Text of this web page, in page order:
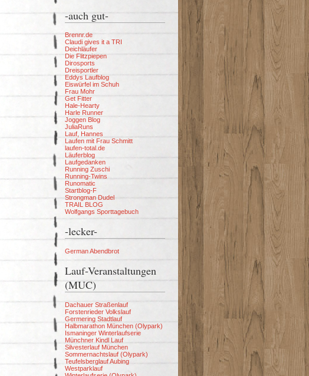
-auch gut-
Brennr.de
Claudi gives it a TRI
Deichläufer
Die Flitzpiepen
Dirosports
Dreisportler
Eddys Laufblog
Eiswürfel im Schuh
Frau Mohr
Get Fitter
Hale-Hearty
Harle Runner
Joggen Blog
JuliaRuns
Lauf, Hannes
Laufen mit Frau Schmitt
laufen-total.de
Läuferblog
Laufgedanken
Running Zuschi
Running-Twins
Runomatic
Startblog-F
Strongman Dudel
TRAIL BLOG
Wolfgangs Sporttagebuch
-lecker-
German Abendbrot
Lauf-Veranstaltungen
(MUC)
Dachauer Straßenlauf
Forstenrieder Volkslauf
Germering Stadtlauf
Halbmarathon München (Olypark)
Ismaninger Winterlaufserie
Münchner Kindl Lauf
Silvesterlauf München
Sommernachtslauf (Olypark)
Teufelsberglauf Aubing
Westparklauf